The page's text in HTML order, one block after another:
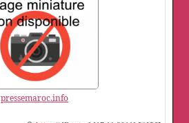
pressemaroc.info